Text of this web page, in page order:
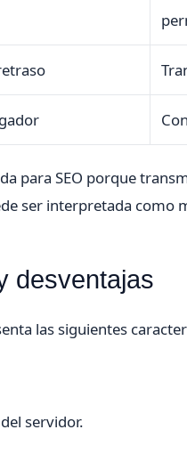
para SEO porque
ser interpretada como
desventajas
las siguientes
servidor.